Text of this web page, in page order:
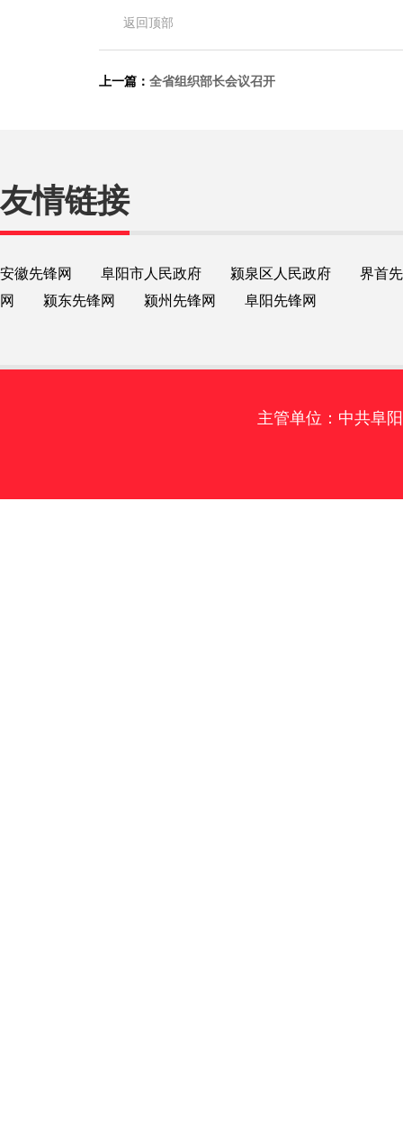
返回顶部
上一篇： 全省组织部长会议召开
友情链接
安徽先锋网 阜阳市人民政府 颍泉区人民政府
界首
网
颍东先锋网 颍州先锋网 阜阳先锋网
主管单位：中共阜